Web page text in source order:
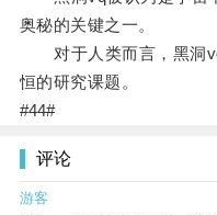
奥秘的关键之一。
对于人类而言，黑洞vq
恒的研究课题。
#44#
评论
游客